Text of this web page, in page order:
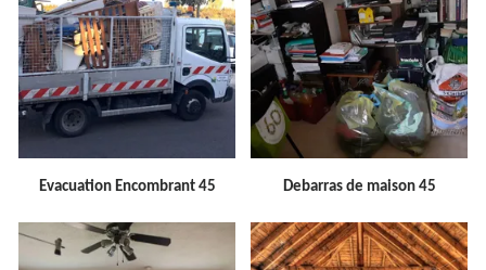
Evacuation Encombrant 45 Debarras de maison 45